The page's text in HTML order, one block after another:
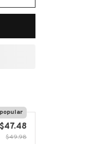
$47.48
$49.98